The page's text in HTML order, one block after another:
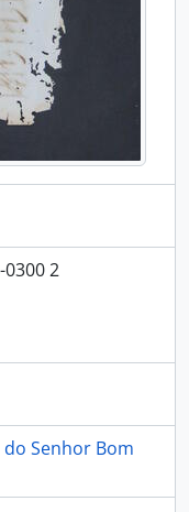
0300 2
do Senhor Bom